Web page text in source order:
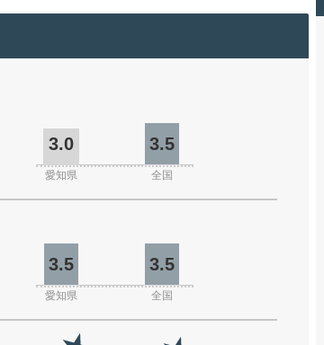
3.0 3.5
愛知県 全国
3.5 3.5
愛知県 全国